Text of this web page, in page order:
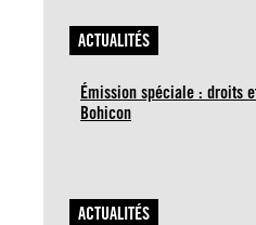
ACTUALITÉS
Émission spéciale : droits
Bohicon
ACTUALITÉS